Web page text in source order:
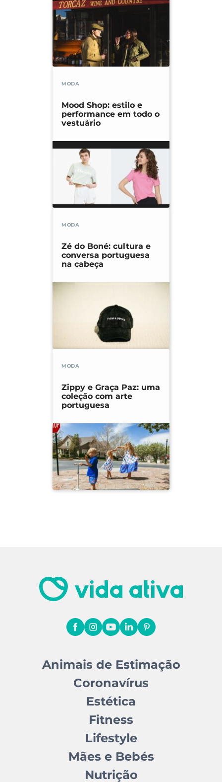
MODA
Mood Shop: estilo e
performance em todo o
vestuário
MODA
Zé do Boné: cultura e
conversa portuguesa
na cabeça
MODA
Zippy e Graça Paz: uma
coleção com arte
portuguesa
Animais de Estimação
Coronavírus
Estética
Fitness
Lifestyle
Mães e Bebés
Nutrição